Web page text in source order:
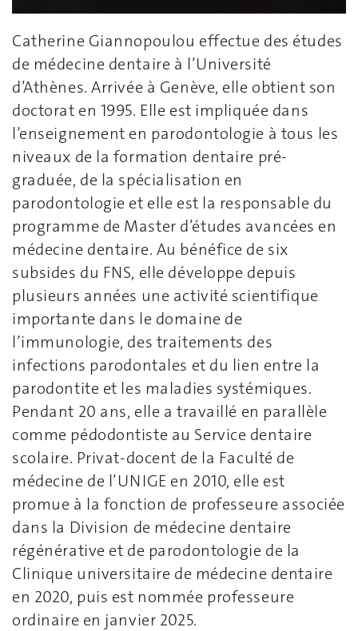
Catherine Giannopoulou effectue des études
de médecine dentaire à l’Université
d’Athènes. Arrivée à Genève, elle obtient son
doctorat en 1995. Elle est impliquée dans
l’enseignement en parodontologie à tous les
niveaux de la formation dentaire pré-
graduée, de la spécialisation en
parodontologie et elle est la responsable du
programme de Master d’études avancées en
médecine dentaire. Au bénéfice de six
subsides du FNS, elle développe depuis
plusieurs années une activité scientifique
importante dans le domaine de
l’immunologie, des traitements des
infections parodontales et du lien entre la
parodontite et les maladies systémiques.
Pendant 20 ans, elle a travaillé en parallèle
comme pédodontiste au Service dentaire
scolaire. Privat-docent de la Faculté de
médecine de l’UNIGE en 2010, elle est
promue à la fonction de professeure associée
dans la Division de médecine dentaire
régénérative et de parodontologie de la
Clinique universitaire de médecine dentaire
en 2020, puis est nommée professeure
ordinaire en janvier 2025.